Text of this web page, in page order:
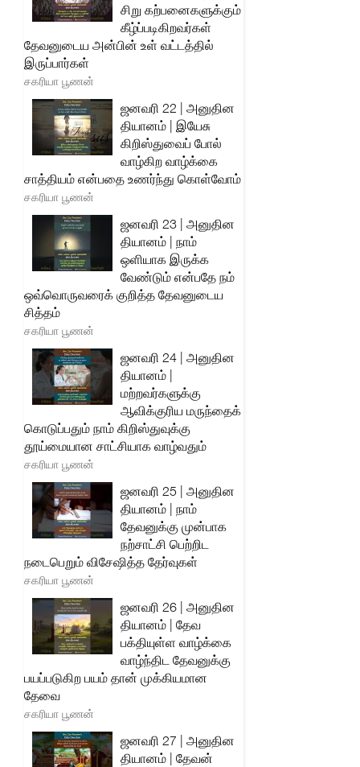
சிறு கற்பனைகளுக்கும்
கீழ்ப்படிகிறவர்கள்
தேவனுடைய அன்பின் உள் வட்டத்தில்
இருப்பார்கள்
சகரியா பூணன்
ஜனவரி 22 | அனுதின
தியானம் | இயேசு
கிறிஸ்துவைப் போல்
வாழ்கிற வாழ்க்கை
சாத்தியம் என்பதை உணர்ந்து கொள்வோம்
சகரியா பூணன்
ஜனவரி 23 | அனுதின
தியானம் | நாம்
ஒளியாக இருக்க
வேண்டும் என்பதே நம்
ஒவ்வொருவரைக் குறித்த தேவனுடைய
சித்தம்
சகரியா பூணன்
ஜனவரி 24 | அனுதின
தியானம் |
மற்றவர்களுக்கு
ஆவிக்குரிய மருந்தைக்
கொடுப்பதும் நாம் கிறிஸ்துவுக்கு
தூய்மையான சாட்சியாக வாழ்வதும்
சகரியா பூணன்
ஜனவரி 25 | அனுதின
தியானம் | நாம்
தேவனுக்கு முன்பாக
நற்சாட்சி பெற்றிட
நடைபெறும் விசேஷித்த தேர்வுகள்
சகரியா பூணன்
ஜனவரி 26 | அனுதின
தியானம் | தேவ
பக்தியுள்ள வாழ்க்கை
வாழ்ந்திட தேவனுக்கு
பயப்படுகிற பயம் தான் முக்கியமான
தேவை
சகரியா பூணன்
ஜனவரி 27 | அனுதின
தியானம் | தேவன்